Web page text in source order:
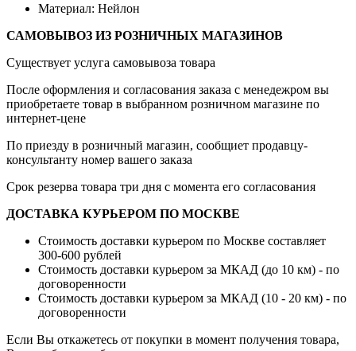
Материал: Нейлон
САМОВЫВОЗ ИЗ РОЗНИЧНЫХ МАГАЗИНОВ
Существует услуга самовывоза товара
После оформления и согласования заказа с менедежром вы
приобретаете товар в выбранном розничном магазине по
интернет-цене
По приезду в розничный магазин, сообщиет продавцу-
консультанту номер вашего заказа
Срок резерва товара три дня с момента его согласования
ДОСТАВКА КУРЬЕРОМ ПО МОСКВЕ
Стоимость доставки курьером по Москве составляет
300-600 рублей
Стоимость доставки курьером за МКАД (до 10 км) - по
договоренности
Стоимость доставки курьером за МКАД (10 - 20 км) - по
договоренности
Если Вы откажетесь от покупки в момент получения товара,